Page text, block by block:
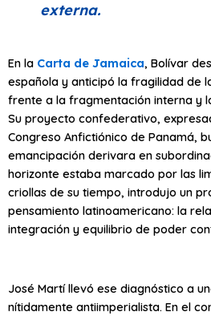
externa.
En la Carta de Jamaica, Bolívar
española y anticipó la fragilidad de
frente a la fragmentación interna y
Su proyecto confederativo,
Congreso Anfictiónico de Panamá,
emancipación derivara en
horizonte estaba marcado por las
criollas de su tiempo, introdujo un
pensamiento latinoamericano: la
integración y equilibrio de poder
José Martí llevó ese diagnóstico a
nítidamente antiimperialista. En el